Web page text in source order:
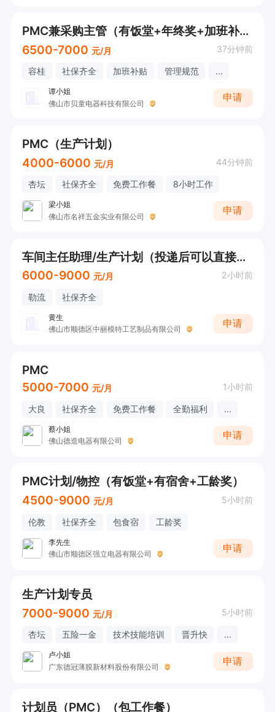
PMC兼采购主管（有饭堂+年终奖+加班补贴）
6500-7000 元/月 37分钟前
容桂 社保齐全 加班补贴 管理规范 ...
谭小姐
佛山市贝童电器科技有限公司
申请
PMC（生产计划）
4000-6000 元/月 44分钟前
杏坛 社保齐全 免费工作餐 8小时工作
梁小姐
佛山市名祥五金实业有限公司
申请
车间主任助理/生产计划（投递后可以直接联系我）
6000-9000 元/月 2小时前
勒流 社保齐全
黄生
佛山市顺德区中丽模特工艺制品有限公司
申请
PMC
5000-7000 元/月 1小时前
大良 社保齐全 免费工作餐 全勤福利 ...
蔡小姐
佛山德造电器有限公司
申请
PMC计划/物控（有饭堂+有宿舍+工龄奖）
4500-9000 元/月 5小时前
伦教 社保齐全 包食宿 工龄奖
李先生
佛山市顺德区强立电器有限公司
申请
生产计划专员
7000-9000 元/月 5小时前
杏坛 五险一金 技术技能培训 晋升快 ...
卢小姐
广东德冠薄膜新材料股份有限公司
申请
计划员（PMC）（包工作餐）